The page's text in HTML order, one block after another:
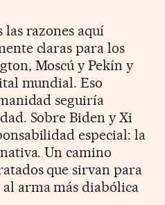
las razones aquí
claras para los
Moscú y Pekín y
mundial. Eso
seguiría
Sobre Biden y Xi
especial: la
Un camino
que sirvan para
arma más diabólica